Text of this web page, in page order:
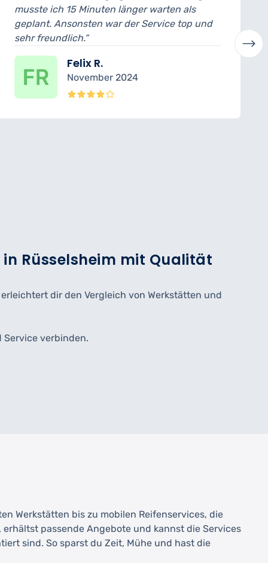
warten als
Service top und
ich konnte das Auto noch
abholen. Der Mechaniker
verständlich erklärt. Sehr
Rüsselsheim mit Qualität
dir den Vergleich von Werkstätten und
verbinden.
Werkstätten bis zu mobilen Reifenservices, die
passende Angebote und kannst die Services
sind. So sparst du Zeit, Mühe und hast die